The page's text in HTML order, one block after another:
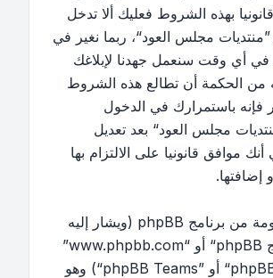
بهذه الشروط فعليك ألا تدخل
مجلس العود“، ربما نغير في
أي وقت سنعمل جهدنا لإبلاغك
من الحكمة أن تطالع هذه الشروط
باستمرارك في الدخول
مجلس العود“ بعد تعديل
موافق قانونيا على الالتزام بها
إضافتها.
منتدياتنا مدعومة من برنامج phpBB (ويشار إليه
بهم أو ”برنامج phpBB“ أو “www.phpbb.com”
أو ”phpBB Limited“ أو ”phpBB Teams“) وهو